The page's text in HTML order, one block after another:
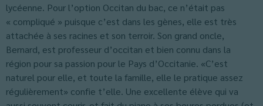
lycéenne. Pour l’option Occitan du bac, ce n’était pas
« compliqué » puisque c’est dans les gènes, elle est très
attachée à ses racines et son terroir. Son grand oncle,
Bernard, est professeur d’occitan et bien connu dans la
région pour sa passion pour le Pays d’Occitanie. «C’est
naturel pour elle, et toute la famille, elle le pratique assez
régulièrement» confie t’elle. Une excellente élève qui va